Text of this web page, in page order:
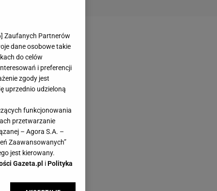
] Zaufanych Partnerów
dane osobowe takie
do celów
i preferencji
zgody jest
uprzednio udzieloną
funkcjonowania
przetwarzanie
– Agora S.A. –
Zaawansowanych”
jest kierowany.
Gazeta.pl iPolityka